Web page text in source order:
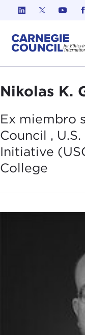
Ir al contenido
Nikolas K.
Ex miembro
Council ,
Initiative
College